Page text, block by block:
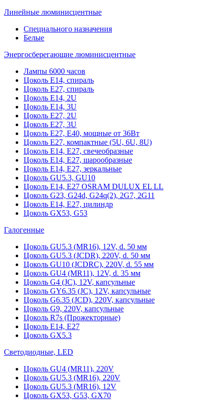
Линейные люминисцентные
Специального назначения
Белые
Энергосберегающие люминисцентные
Лампы 6000 часов
Цоколь Е14, спираль
Цоколь Е27, спираль
Цоколь Е14, 2U
Цоколь Е14, 3U
Цоколь Е27, 2U
Цоколь Е27, 3U
Цоколь Е27, Е40, мощные от 36Вт
Цоколь Е27, компактные (5U, 6U, 8U)
Цоколь Е14, Е27, свечеобразные
Цоколь Е14, Е27, шарообразные
Цоколь Е14, Е27, зеркальные
Цоколь GU5.3, GU10
Цоколь Е14, Е27 OSRAM DULUX EL LL
Цоколь G23, G24d, G24q(2), 2G7, 2G11
Цоколь Е14, Е27, цилиндр
Цоколь GX53, G53
Галогенные
Цоколь GU5.3 (MR16), 12V, d. 50 мм
Цоколь GU5.3 (JCDR), 220V, d. 50 мм
Цоколь GU10 (JCDRC), 220V, d. 55 мм
Цоколь GU4 (MR11), 12V, d. 35 мм
Цоколь G4 (JC), 12V, капсульные
Цоколь GY6.35 (JC), 12V, капсульные
Цоколь G6.35 (JCD), 220V, капсульные
Цоколь G9, 220V, капсульные
Цоколь R7s (Прожекторные)
Цоколь E14, E27
Цоколь GX5.3
Светодиодные, LED
Цоколь GU4 (MR11), 220V
Цоколь GU5.3 (MR16), 220V
Цоколь GU5.3 (MR16), 12V
Цоколь GX53, G53, GX70